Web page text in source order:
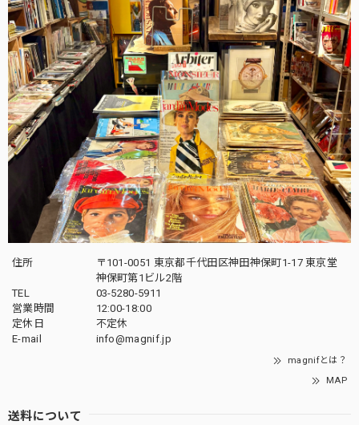
住所
〒101-0051 東京都千代田区神田神保町1-17 東京堂
神保町第1ビル2階
TEL
03-5280-5911
営業時間
12:00-18:00
定休日
不定休
E-mail
info@magnif.jp
magnifとは？
MAP
送料について